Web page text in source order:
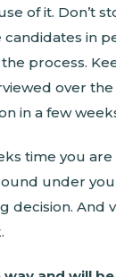
of it. Don’t
in
process.
over
in a few
time you
under
decision. And